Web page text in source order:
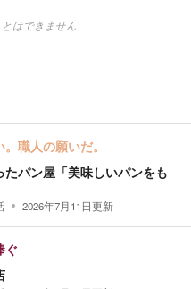
はできません
職人の願いだ。
パン屋「美味しいパンをも
2026年7月11日更新
ぐ